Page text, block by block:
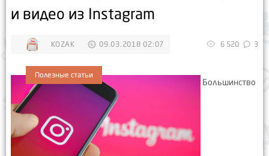
и видео из Instagram
KOZAK 09.03.2018 02:07 6 520 3
Полезные статьи
Большинство